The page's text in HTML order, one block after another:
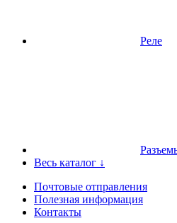
Реле
Весь каталог ↓
Почтовые отправления
Полезная информация
Контакты